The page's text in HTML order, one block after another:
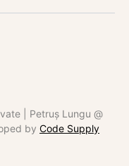
| Petruș Lungu @
by Code Supply